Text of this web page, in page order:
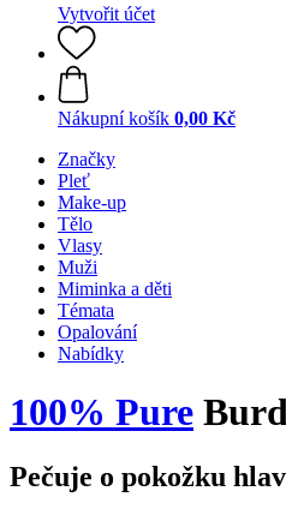
Vytvořit účet
Nákupní košík 0,00 Kč
Značky
Pleť
Make-up
Tělo
Vlasy
Muži
Miminka a děti
Témata
Opalování
Nabídky
100% Pure
Pečuje o pokožku